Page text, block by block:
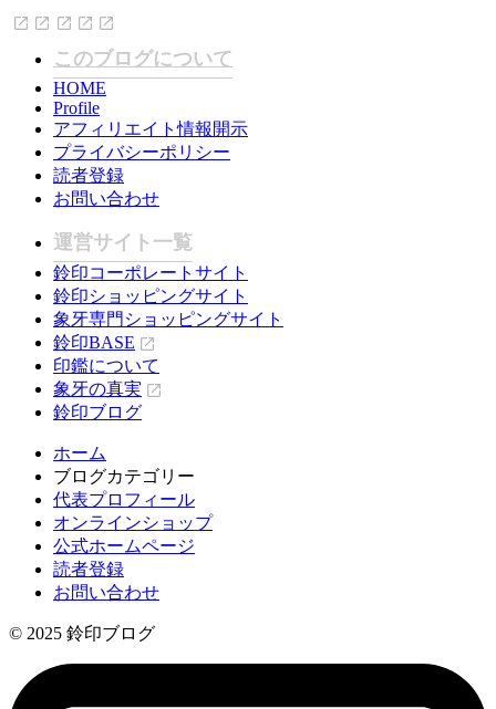
このブログについて
HOME
Profile
アフィリエイト情報開示
プライバシーポリシー
読者登録
お問い合わせ
運営サイト一覧
鈴印コーポレートサイト
鈴印ショッピングサイト
象牙専門ショッピングサイト
鈴印BASE
印鑑について
象牙の真実
鈴印ブログ
ホーム
ブログカテゴリー
代表プロフィール
オンラインショップ
公式ホームページ
読者登録
お問い合わせ
© 2025 鈴印ブログ